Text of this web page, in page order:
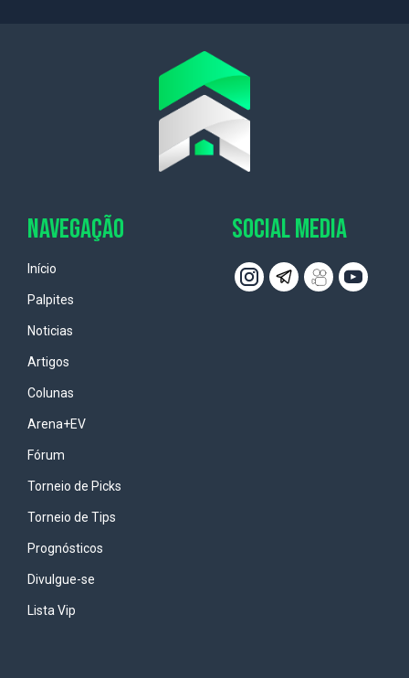
NAVEGAÇÃO
Início
Palpites
Noticias
Artigos
Colunas
Arena+EV
Fórum
Torneio de Picks
Torneio de Tips
Prognósticos
Divulgue-se
Lista Vip
SOCIAL MEDIA